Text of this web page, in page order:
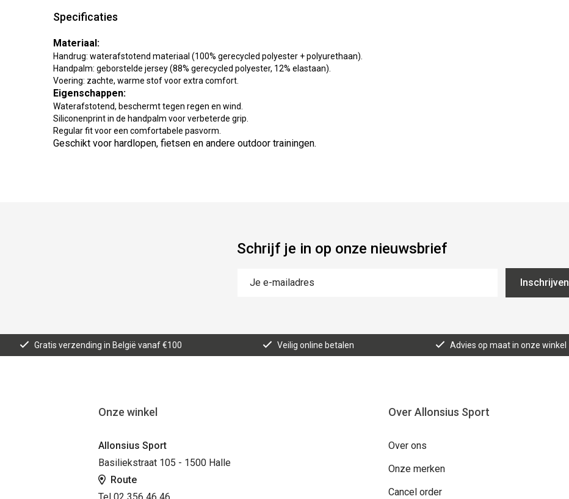
Specificaties
Materiaal:
Handrug: waterafstotend materiaal (100% gerecycled polyester + polyurethaan).
Handpalm: geborstelde jersey (88% gerecycled polyester, 12% elastaan).
Voering: zachte, warme stof voor extra comfort.
Eigenschappen:
Waterafstotend, beschermt tegen regen en wind.
Siliconenprint in de handpalm voor verbeterde grip.
Regular fit voor een comfortabele pasvorm.
Geschikt voor hardlopen, fietsen en andere outdoor trainingen.
Schrijf je in op onze nieuwsbrief
Inschrijven
Gratis verzending in België vanaf €100 Veilig online betalen Advies op maat in onze winkel
Onze winkel
Allonsius Sport
Basiliekstraat 105 - 1500 Halle
Route
Over Allonsius Sport
Over ons
Onze merken
Cancel order